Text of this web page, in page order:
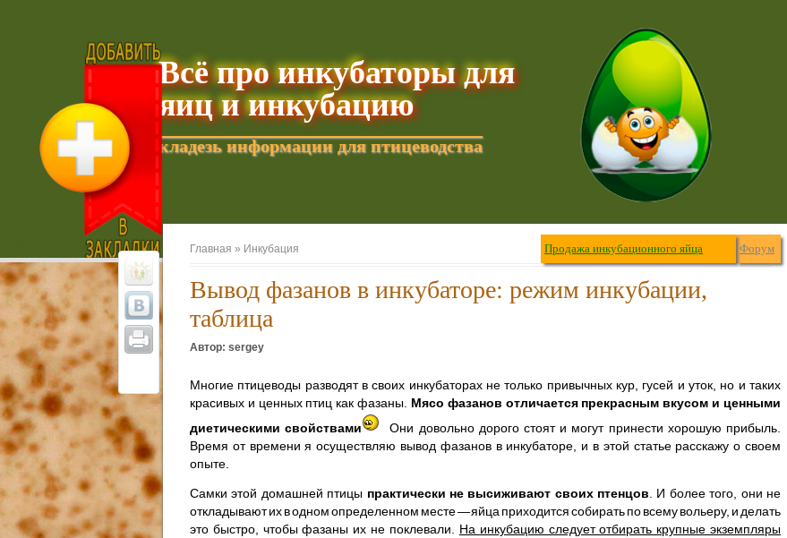
Всё про инкубаторы для
яиц и инкубацию
кладезь информации для птицеводства
Добавить текущую страницу в Избранное Форум
Продажа инкубационного яйца
Главная » Инкубация
Вывод фазанов в инкубаторе: режим инкубации,
таблица
Автор: sergey
Многие птицеводы разводят в своих инкубаторах не только привычных кур, гусей и уток, но и таких
красивых и ценных птиц как фазаны. Мясо фазанов отличается прекрасным вкусом и ценными
диетическими свойствами
Они довольно дорого стоят и могут принести хорошую прибыль.
Время от времени я осуществляю вывод фазанов в инкубаторе, и в этой статье расскажу о своем
опыте.
Самки этой домашней птицы практически не высиживают своих птенцов . И более того, они не
откладывают их в одном определенном месте — яйца приходится собирать по всему вольеру, и делать
это быстро, чтобы фазаны их не поклевали. На инкубацию следует отбирать крупные экземпляры